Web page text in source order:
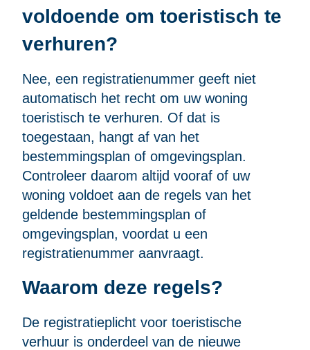
voldoende om toeristisch te
verhuren?
Nee, een registratienummer geeft niet
automatisch het recht om uw woning
toeristisch te verhuren. Of dat is
toegestaan, hangt af van het
bestemmingsplan of omgevingsplan.
Controleer daarom altijd vooraf of uw
woning voldoet aan de regels van het
geldende bestemmingsplan of
omgevingsplan, voordat u een
registratienummer aanvraagt.
Waarom deze regels?
De registratieplicht voor toeristische
verhuur is onderdeel van de nieuwe